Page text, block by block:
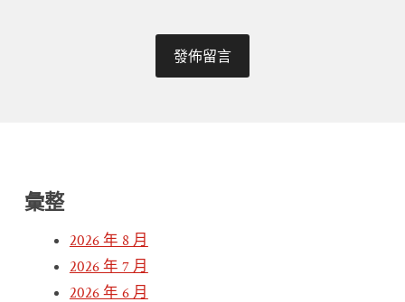
彙整
2026 年 8 月
2026 年 7 月
2026 年 6 月